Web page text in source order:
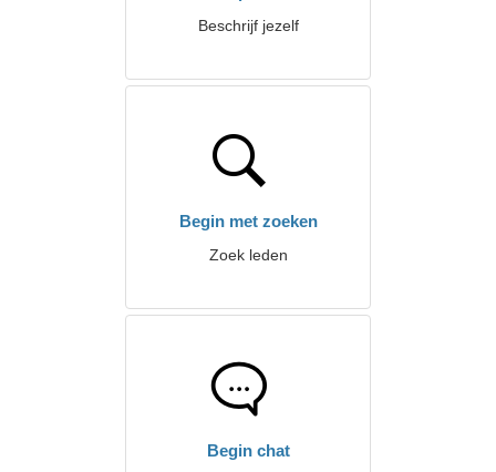
Beschrijf jezelf
Begin met zoeken
Zoek leden
Begin chat